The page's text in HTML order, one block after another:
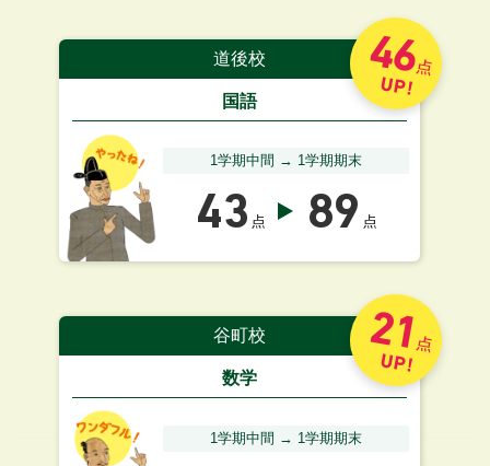
道後校
国語
1学期中間 → 1学期期末
43 点 89 点
46点
UP!
谷町校
数学
1学期中間 → 1学期期末
21点
UP!